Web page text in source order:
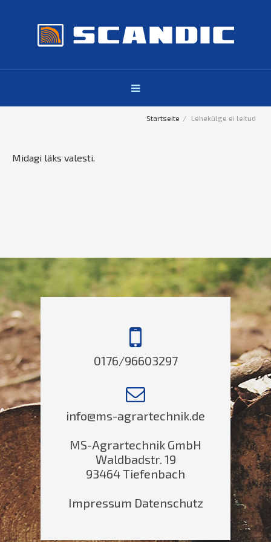
Startseite Lehekülge ei leitud
Midagi läks valesti.
0176/96603297
info@ms-agrartechnik.de
MS-Agrartechnik GmbH
Waldbadstr. 19
93464 Tiefenbach
Impressum Datenschutz